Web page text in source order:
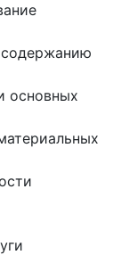
содержанию
основных